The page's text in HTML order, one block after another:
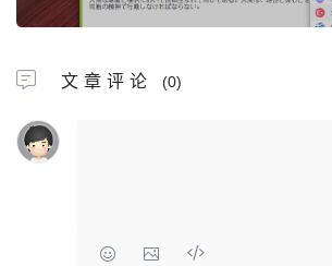
文章评论 (0)